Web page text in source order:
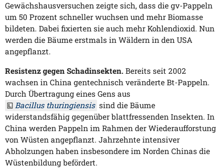
Gewächshausversuchen zeigte sich, dass die gv-Pappeln
um 50 Prozent schneller wuchsen und mehr Biomasse
bildeten. Dabei fixierten sie auch mehr Kohlendioxid. Nun
werden die Bäume erstmals in Wäldern in den USA
angepflanzt.
Resistenz gegen Schadinsekten. Bereits seit 2002
wachsen in China gentechnisch veränderte Bt-Pappeln.
Durch Übertragung eines Gens aus
Bacillus thuringiensis sind die Bäume
widerstandsfähig gegenüber blattfressenden Insekten. In
China werden Pappeln im Rahmen der Wiederaufforstung
von Wüsten angepflanzt. Jahrzehnte intensiver
Abholzungen haben insbesondere im Norden Chinas die
Wüstenbildung befördert.